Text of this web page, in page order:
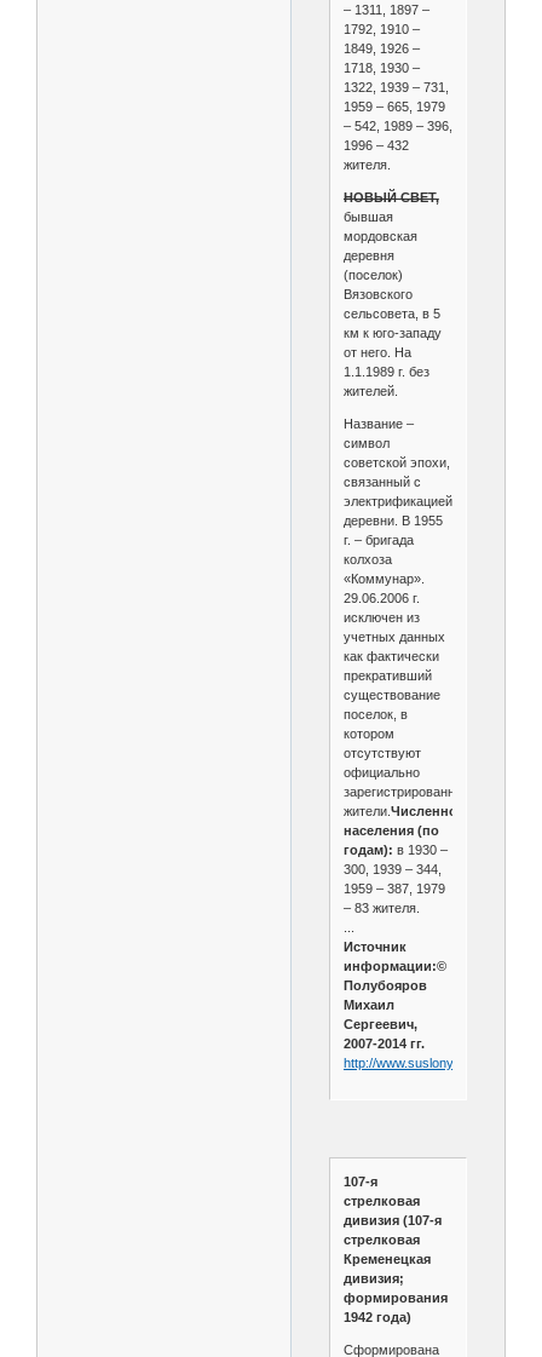
– 1311, 1897 –
1792, 1910 –
1849, 1926 –
1718, 1930 –
1322, 1939 – 731,
1959 – 665, 1979
– 542, 1989 – 396,
1996 – 432
жителя.
НОВЫЙ СВЕТ,
бывшая
мордовская
деревня
(поселок)
Вязовского
сельсовета, в 5
км к юго-западу
от него. На
1.1.1989 г. без
жителей.
Название –
символ
советской эпохи,
связанный с
электрификацией
деревни. В 1955
г. – бригада
колхоза
«Коммунар».
29.06.2006 г.
исключен из
учетных данных
как фактически
прекративший
существование
поселок, в
котором
отсутствуют
официально
зарегистрированные
жители. Численность
населения (по
годам): в 1930 –
300, 1939 – 344,
1959 – 387, 1979
– 83 жителя.
Источник
информации:©
Полубояров
Михаил
Сергеевич,
2007-2014 гг.
http://www.suslony.ru/
107-я
стрелковая
дивизия (107-я
стрелковая
Кременецкая
дивизия;
формирования
1942 года)
Сформирована